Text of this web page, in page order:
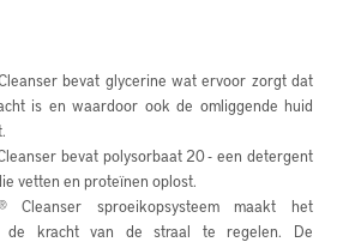
bevat glycerine wat ervoor zorgt dat
is en waardoor ook de omliggende huid
bevat polysorbaat 20 - een detergent
vetten en proteïnen oplost.
Cleanser sproeikopsysteem maakt het
de kracht van de straal te regelen. De